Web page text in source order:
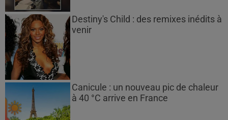
Destiny's Child : des remixes inédits à
venir
Canicule : un nouveau pic de chaleur
à 40 °C arrive en France